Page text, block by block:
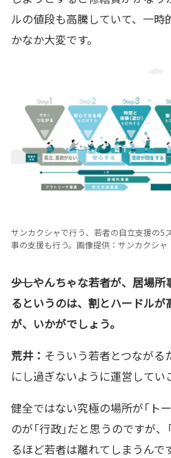
ルの値段も高騰していて、一時
かなか大変です。
サンカクシャで行う、若者の自立支援の5
事の支援も行う。画像提供：サンカクシャ
――少しやんちゃな若者が、居場
るというのは、割とハードル
が、いかがでしょう。
荒井： そういう若者とつなが
にし過ぎないように運営してい
健全ではない究極の場所が「ト
のが「行政」だと思うのですが
るほど若者は離れてしまうんで